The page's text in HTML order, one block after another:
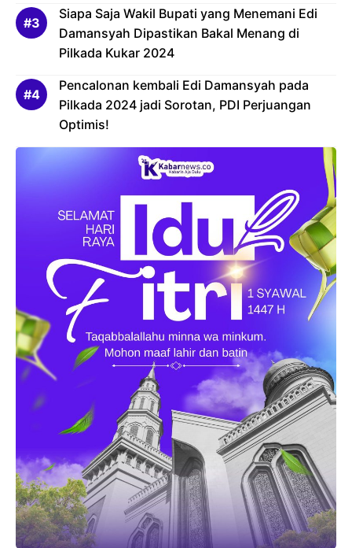
Siapa Saja Wakil Bupati yang Menemani Edi
Damansyah Dipastikan Bakal Menang di
Pilkada Kukar 2024
Pencalonan kembali Edi Damansyah pada
Pilkada 2024 jadi Sorotan, PDI Perjuangan
Optimis!